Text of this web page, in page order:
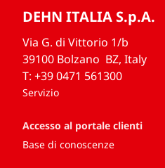
DEHN ITALIA S.p.A.
Via G. di Vittorio 1/b
39100 Bolzano BZ, Italy
T: +39 0471 561300
Servizio
Accesso al portale clienti
Base di conoscenze